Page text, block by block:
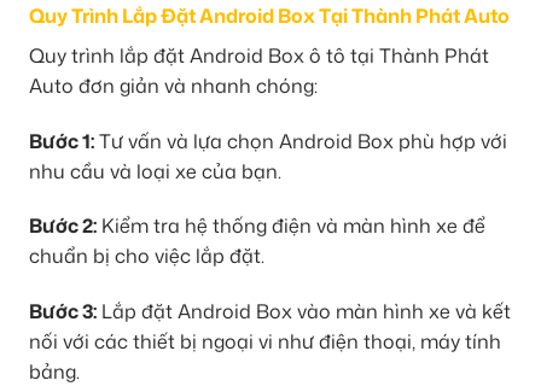
Quy Trình Lắp Đặt Android Box Tại Thành Phát Auto
Quy trình lắp đặt Android Box ô tô tại Thành Phát
Auto đơn giản và nhanh chóng:
Bước 1:Tư vấn và lựa chọn Android Box phù hợp với
nhu cầu và loại xe của bạn.
Bước 2: Kiểm tra hệ thống điện và màn hình xe để
chuẩn bị cho việc lắp đặt.
Bước 3: Lắp đặt Android Box vào màn hình xe và kết
nối với các thiết bị ngoại vi như điện thoại, máy tính
bảng.